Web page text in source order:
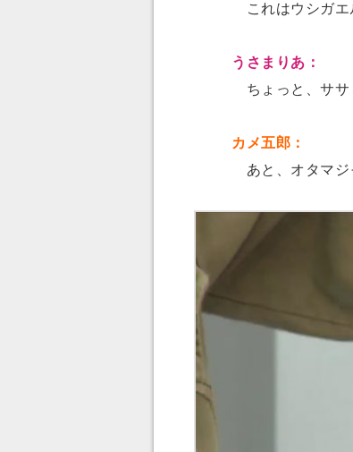
これはウシガエ
うさまりあ：
ちょっと、ササ
カメ五郎：
あと、オタマジ